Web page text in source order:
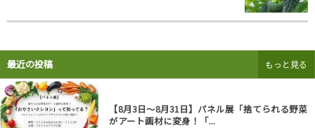
最近の投稿
【8月3日～8月31日】パネル展「捨てられる野菜
がアート画材に変身！「...
もっと見る